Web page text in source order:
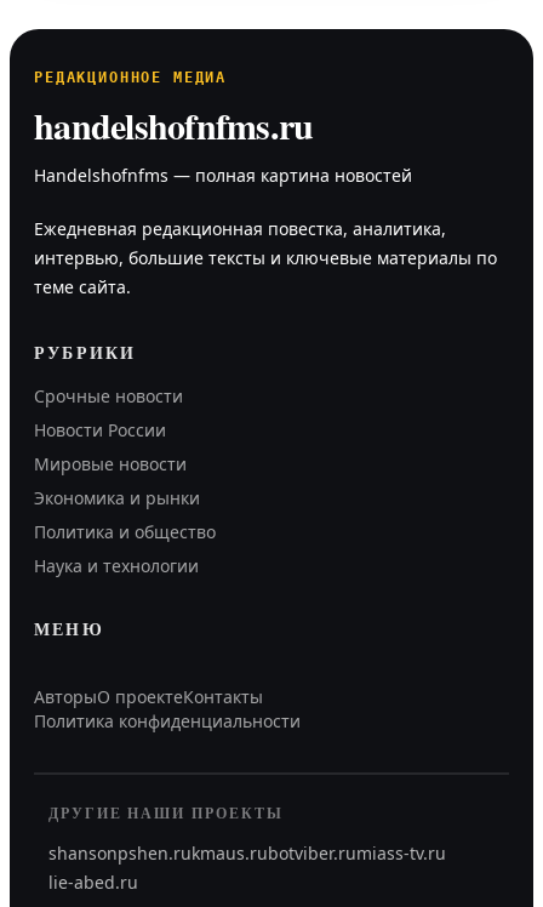
РЕДАКЦИОННОЕ МЕДИА
handelshofnfms.ru
Handelshofnfms — полная картина новостей
Ежедневная редакционная повестка, аналитика,
интервью, большие тексты и ключевые материалы по
теме сайта.
РУБРИКИ
Срочные новости
Новости России
Мировые новости
Экономика и рынки
Политика и общество
Наука и технологии
МЕНЮ
АвторыО проектеКонтакты
Политика конфиденциальности
ДРУГИЕ НАШИ ПРОЕКТЫ
shansonpshen.rukmaus.rubotviber.rumiass-tv.ru
lie-abed.ru